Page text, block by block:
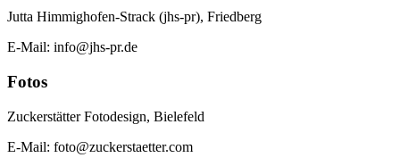
Jutta Himmighofen-Strack (jhs-pr), Friedberg
E-Mail: info@jhs-pr.de
Fotos
Zuckerstätter Fotodesign, Bielefeld
E-Mail: foto@zuckerstaetter.com